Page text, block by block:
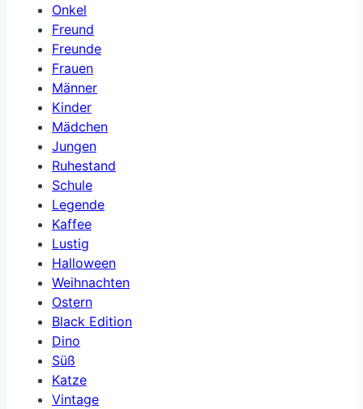
Onkel
Freund
Freunde
Frauen
Männer
Kinder
Mädchen
Jungen
Ruhestand
Schule
Legende
Kaffee
Lustig
Halloween
Weihnachten
Ostern
Black Edition
Dino
Süß
Katze
Vintage